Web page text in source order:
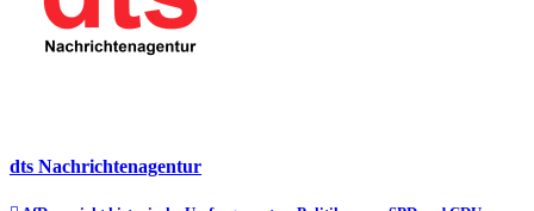
dts Nachrichtenagentur